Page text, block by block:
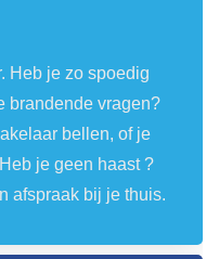
Heb je zo spoedig
brandende vragen?
bellen, of je
je geen haast ?
afspraak bij je thuis.